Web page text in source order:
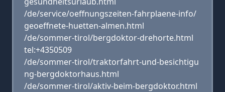
/de/service/oeffnungszeiten-fahrplaene-info/
geoeffnete-huetten-almen.html
/de/sommer-tirol/bergdoktor-drehorte.html
tel:+4350509
/de/sommer-tirol/traktorfahrt-und-besichtigu
ng-bergdoktorhaus.html
/de/sommer-tirol/aktiv-beim-bergdoktor.html